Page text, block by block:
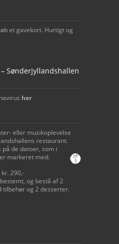
et gavekort. Hurtigt og
Sønderjyllandshallen
her
eller musikoplevelse
restaurant.
de datoer, som i
markeret med:
290,-
og bestå af 2
tilbehør og 2 desserter.